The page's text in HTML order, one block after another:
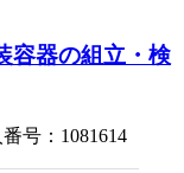
容器の組立・検
号：1081614